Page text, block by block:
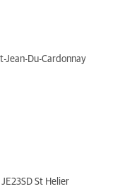
Jean-Du-Cardonnay
JE23SD St Helier